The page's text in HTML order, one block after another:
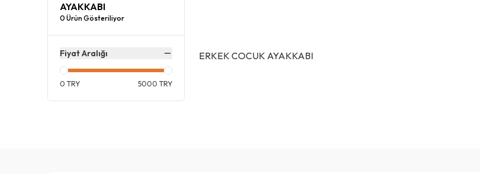
AYAKKABI
0 Ürün Gösteriliyor
Fiyat Aralığı
0 TRY 5000 TRY
ERKEK COCUK AYAKKABI